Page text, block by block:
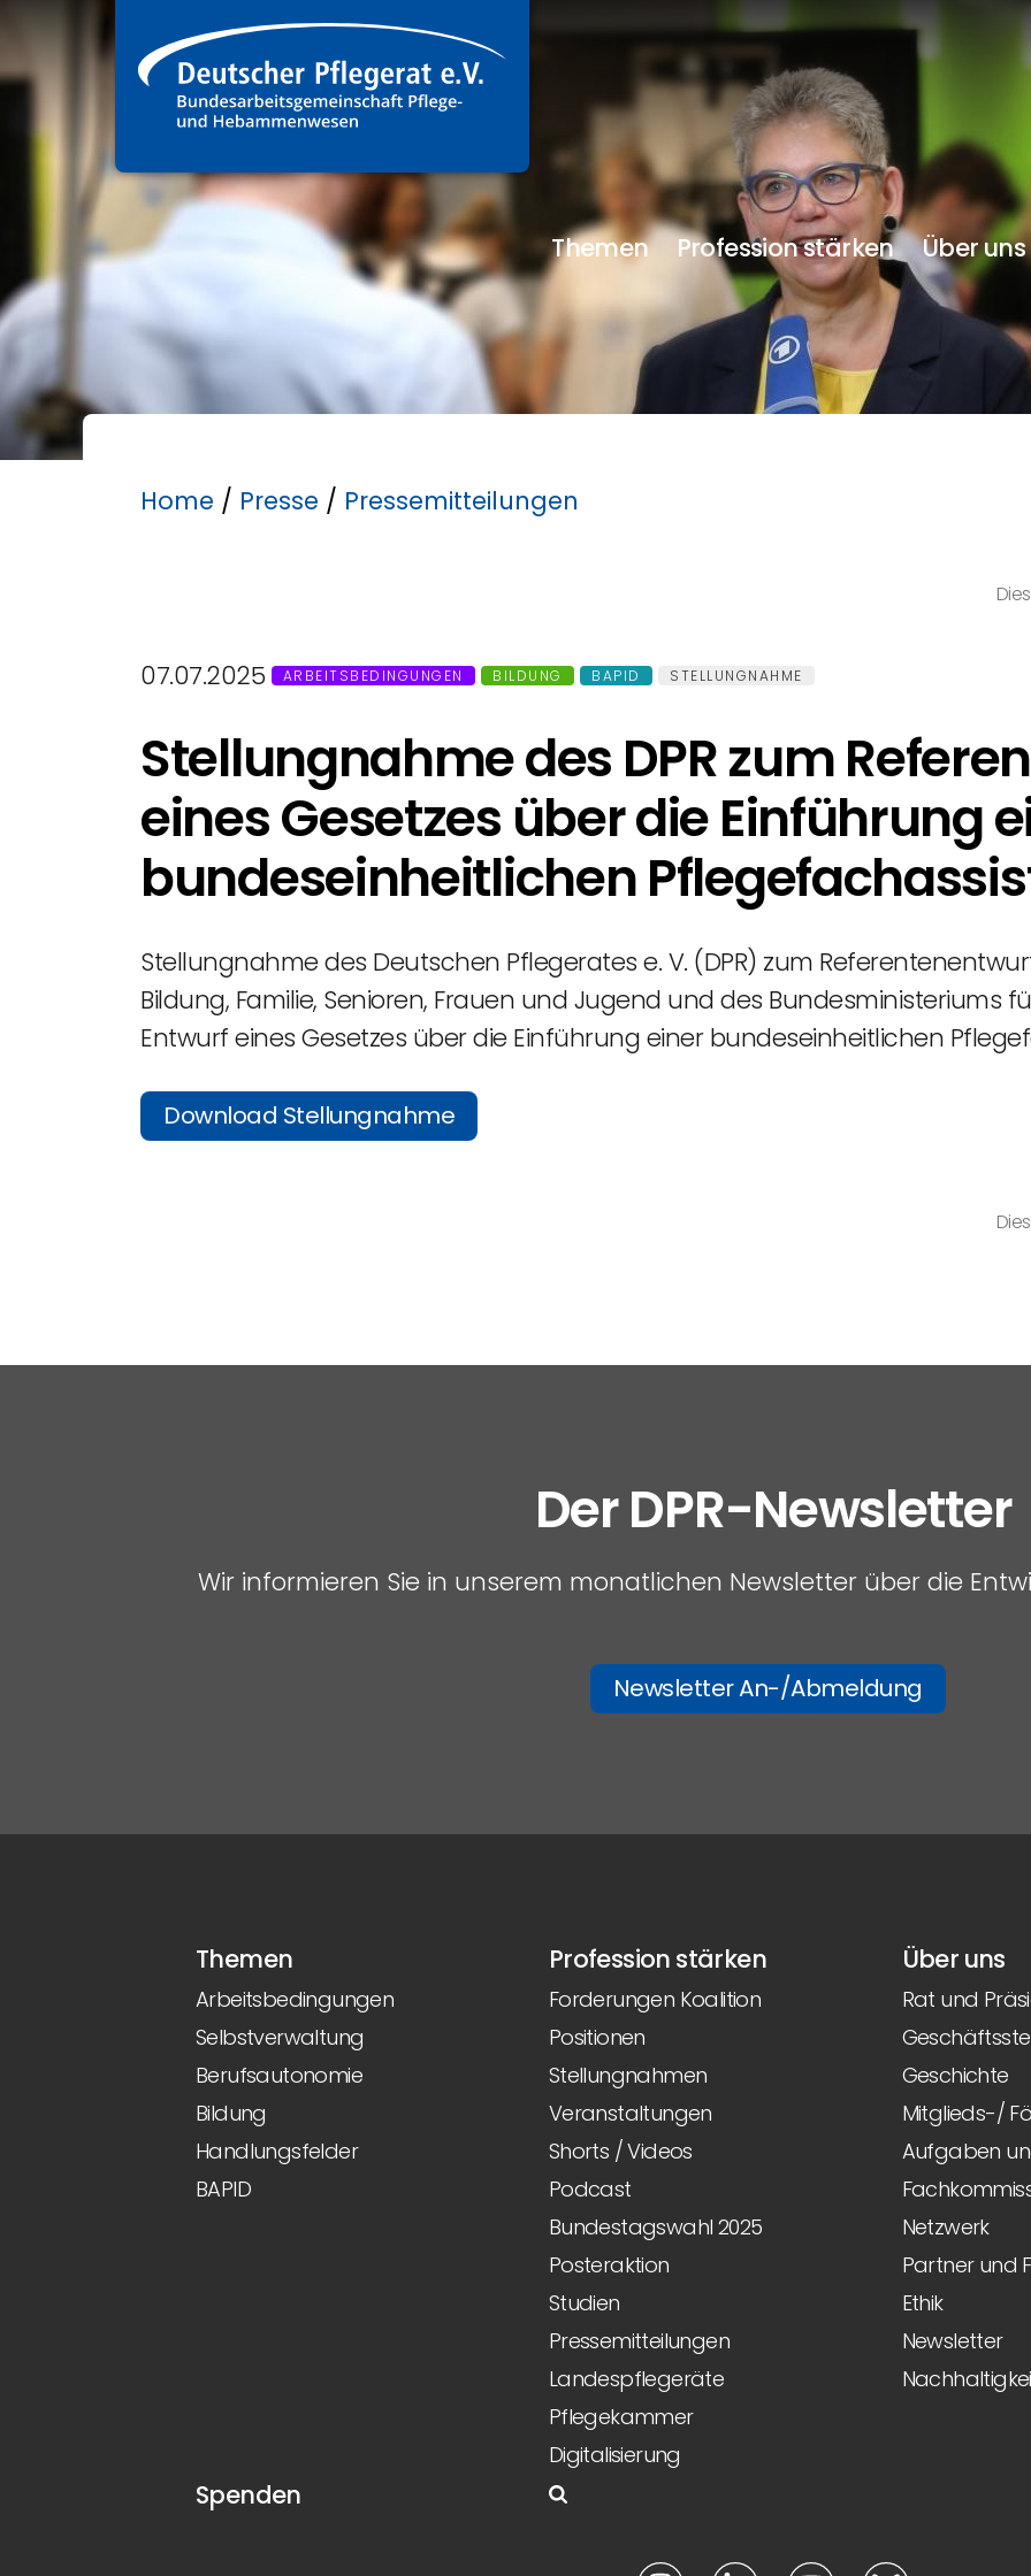
Themen Profession stärken Über uns
Home / Presse / Pressemitteilungen
07.07.2025 ARBEITSBEDINGUNGEN BILDUNG BAPID STELLUNGNAHME
Stellungnahme des DPR zum
eines Gesetzes über die Einführung
bundeseinheitlichen
Stellungnahme des Deutschen Pflegerates e. V. (DPR) zum
Bildung, Familie, Senioren, Frauen und Jugend und des Bundesministeriums
Entwurf eines Gesetzes über die Einführung einer bundeseinheitlichen
Download Stellungnahme
Der DPR-Newsletter
Wir informieren Sie in unserem monatlichen Newsletter über die
Newsletter An-/Abmeldung
Themen
Arbeitsbedingungen
Selbstverwaltung
Berufsautonomie
Bildung
Handlungsfelder
BAPID
Profession stärken
Forderungen Koalition
Positionen
Stellungnahmen
Veranstaltungen
Shorts / Videos
Podcast
Bundestagswahl 2025
Posteraktion
Studien
Pressemitteilungen
Landespflegeräte
Pflegekammer
Digitalisierung
Über uns
Rat und
Geschichte
Mitglieds-/
Aufgaben
Netzwerk
Partner und
Ethik
Newsletter
Spenden